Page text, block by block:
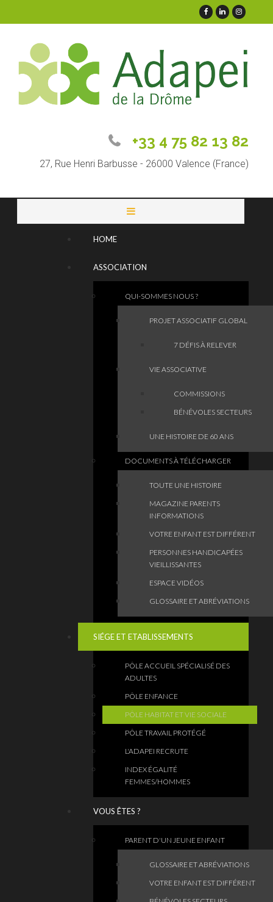
+33 4 75 82 13 82
27, Rue Henri Barbusse - 26000 Valence (France)
HOME
ASSOCIATION
QUI-SOMMES NOUS ?
PROJET ASSOCIATIF GLOBAL
7 DÉFIS À RELEVER
VIE ASSOCIATIVE
COMMISSIONS
BÉNÉVOLES SECTEURS
UNE HISTOIRE DE 60 ANS
DOCUMENTS À TÉLÉCHARGER
TOUTE UNE HISTOIRE
MAGAZINE PARENTS
INFORMATIONS
VOTRE ENFANT EST DIFFÉRENT
PERSONNES HANDICAPÉES
VIEILLISSANTES
ESPACE VIDÉOS
GLOSSAIRE ET ABRÉVIATIONS
SIÉGE ET ETABLISSEMENTS
PÔLE ACCUEIL SPÉCIALISÉ DES
ADULTES
PÔLE ENFANCE
PÔLE HABITAT ET VIE SOCIALE
PÔLE TRAVAIL PROTÉGÉ
L'ADAPEI RECRUTE
INDEX ÉGALITÉ
FEMMES/HOMMES
VOUS ÊTES ?
PARENT D'UN JEUNE ENFANT
GLOSSAIRE ET ABRÉVIATIONS
VOTRE ENFANT EST DIFFÉRENT